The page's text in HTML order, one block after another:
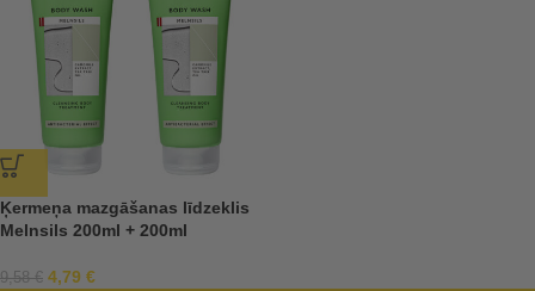
Ķermeņa mazgāšanas līdzeklis
Melnsils 200ml + 200ml
9,58€ 4,79 €